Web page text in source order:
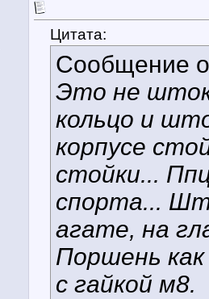
Цитата:
Сообщение
Это не
кольцо и
корпусе
стойки...
спорта...
агате, на
Поршень
с гайкой м8.